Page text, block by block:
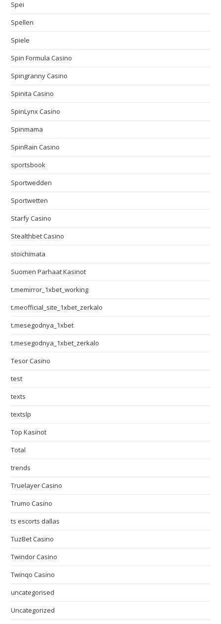
Spei
Spellen
Spiele
Spin Formula Casino
Spingranny Casino
Spinita Casino
SpinLynx Casino
Spinmama
SpinRain Casino
sportsbook
Sportwedden
Sportwetten
Starfy Casino
Stealthbet Casino
stoichimata
Suomen Parhaat Kasinot
t.memirror_1xbet_working
t.meofficial_site_1xbet_zerkalo
t.mesegodnya_1xbet
t.mesegodnya_1xbet_zerkalo
Tesor Casino
test
texts
textslp
Top Kasinot
Total
trends
Truelayer Casino
Trumo Casino
ts escorts dallas
TuzBet Casino
Twindor Casino
Twinqo Casino
uncategorised
Uncategorized